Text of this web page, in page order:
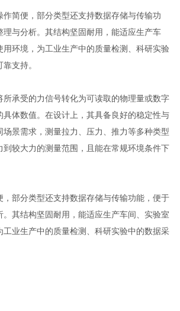
作简便，部分类型还支持数据存储与传输功
理与分析。其结构坚固耐用，能适应生产车
用环境，为工业生产中的质量检测、科研实验
支持。
所承受的力信号转化为可读取的物理量或数字
具体数值。在设计上，其具备良好的稳定性与
场景需求，测量拉力、压力、推力等多种类型
到较大力的测量范围，且能在常规环境条件下
，部分类型还支持数据存储与传输功能，便于
。其结构坚固耐用，能适应生产车间、实验室
工业生产中的质量检测、科研实验中的数据采